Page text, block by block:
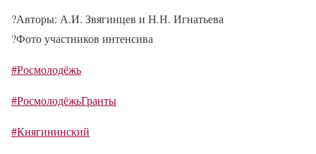
?Авторы: А.И. Звягинцев и Н.Н. Игнатьева
?Фото участников интенсива
#Росмолодёжь
#РосмолодёжьГранты
#Княгининский